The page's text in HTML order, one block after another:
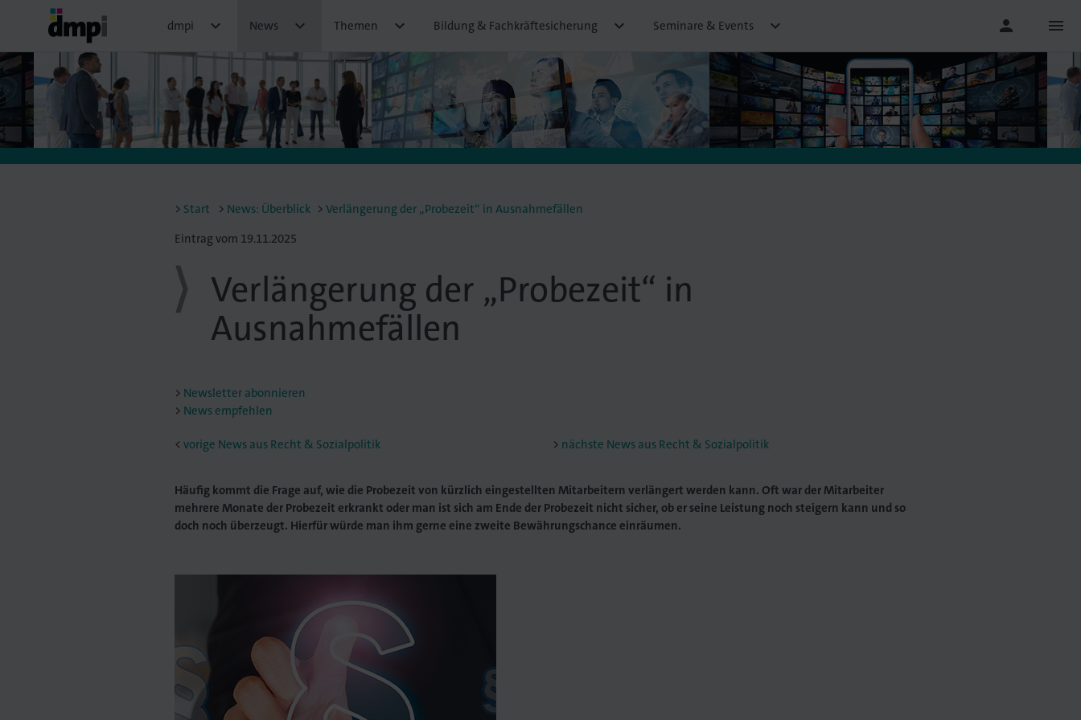
dmpi  News  Themen  Bildung & Fachkräftesicherung  Seminare & Events  person menu
Start News: Überblick
Verlängerung der „Probezeit“ in Ausnahmefällen
Eintrag vom 19.11.2025
Verlängerung der „Probezeit“ in
Ausnahmefällen
Newsletter abonnieren
News empfehlen
< vorige News aus Recht & Sozialpolitik nächste News aus Recht & Sozialpolitik
Häufig kommt die Frage auf, wie die Probezeit von kürzlich eingestellten Mitarbeitern verlängert werden kann. Oft war der Mitarbeiter
mehrere Monate der Probezeit erkrankt oder man ist sich am Ende der Probezeit nicht sicher, ob er seine Leistung noch steigern kann und so
doch noch überzeugt. Hierfür würde man ihm gerne eine zweite Bewährungschance einräumen.